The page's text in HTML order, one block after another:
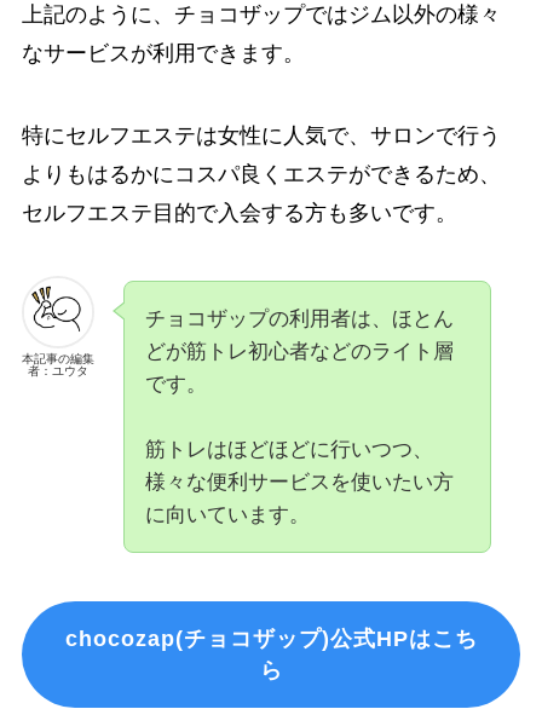
上記のように、チョコザップではジム以外の様々
なサービスが利用できます。
特にセルフエステは女性に人気で、サロンで行う
よりもはるかにコスパ良くエステができるため、
セルフエステ目的で入会する方も多いです。
本記事の編集
者：ユウタ
チョコザップの利用者は、ほとん
どが筋トレ初心者などのライト層
です。
筋トレはほどほどに行いつつ、
様々な便利サービスを使いたい方
に向いています。
chocozap(チョコザップ)公式HPはこち
ら